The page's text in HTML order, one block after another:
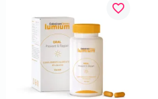
favorite_border